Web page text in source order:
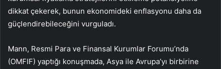
dikkat çekerek, bunun ekonomideki enflasyonu daha da
güçlendirebileceğini vurguladı.
Mann, Resmi Para ve Finansal Kurumlar Forumu’nda
(OMFIF) yaptığı konuşmada, Asya ile Avrupa’yı birbirine